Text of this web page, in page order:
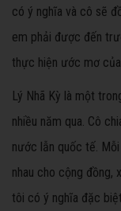
có ý nghĩa và cô sẽ
em phải được đến
thực hiện ước mơ
Lý Nhã Kỳ là một
nhiều năm qua. Cô
nước lẫn quốc tế.
nhau cho cộng đồng,
tôi có ý nghĩa đặc